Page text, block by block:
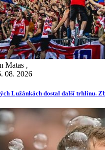
Matas ,
08. 2026
Lužánkách dostal další trhlinu.